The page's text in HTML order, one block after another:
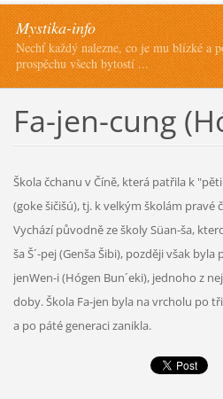
Mystika-info
Nechť každý nalezne, co je mu blízké a
prospěchu všech bytostí ...
Fa-jen-cung
Škola čchanu v Číně, která patřila k
(goke šičišú), tj. k velkým školám pravé
Vychází původně ze školy Süan-ša,
ša Š´-pej (Genša Šibi), později však
jenWen-i (Hógen Bun´eki), jednoho z
doby. Škola Fa-jen byla na vrcholu po
a po páté generaci zanikla.